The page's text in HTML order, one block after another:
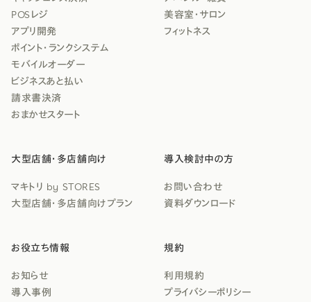
POSレジ
アプリ開発
ポイント・ランクシステム
モバイルオーダー
ビジネスあと払い
請求書決済
おまかせスタート
美容室・サロン
フィットネス
大型店舗・多店舗向け
マキトリ by STORES
大型店舗・多店舗向けプラン
お役立ち情報
お知らせ
導入事例
導入検討中の方
お問い合わせ
資料ダウンロード
規約
利用規約
プライバシーポリシー